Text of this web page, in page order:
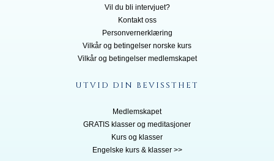
Vil du bli intervjuet?
Kontakt oss
Personvernerklæring
Vilkår og betingelser norske kurs
Vilkår og betingelser medlemskapet
UTVID DIN BEVISSTHET
Medlemskapet
GRATIS klasser og meditasjoner
Kurs og klasser
Engelske kurs & klasser >>